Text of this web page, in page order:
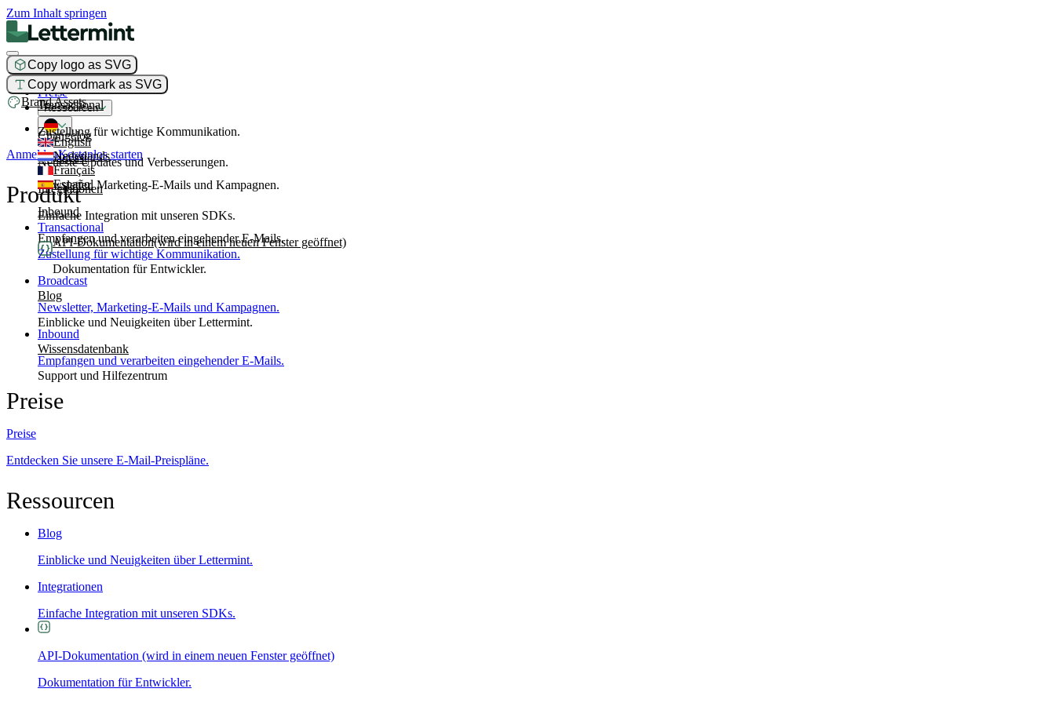
Zum Inhalt springen
Copy logo as SVG
Copy wordmark as SVG
Brand Assets
Produkt
Transactional
Zustellung für wichtige Kommunikation.
Broadcast
Newsletter, Marketing-E-Mails und Kampagnen.
Inbound
Empfangen und verarbeiten eingehender E-Mails.
Preise
Ressourcen
Changelog
Neueste Updates und Verbesserungen.
Integrationen
Einfache Integration mit unseren SDKs.
API-Dokumentation(wird in einem neuen Fenster geöffnet)
Dokumentation für Entwickler.
Blog
Einblicke und Neuigkeiten über Lettermint.
Wissensdatenbank
Support und Hilfezentrum
English
Nederlands
Français
Español
AnmeldenKostenlos starten
Produkt
Transactional
Zustellung für wichtige Kommunikation.
Broadcast
Newsletter, Marketing-E-Mails und Kampagnen.
Inbound
Empfangen und verarbeiten eingehender E-Mails.
Preise
Preise
Entdecken Sie unsere E-Mail-Preispläne.
Ressourcen
Blog
Einblicke und Neuigkeiten über Lettermint.
Integrationen
Einfache Integration mit unseren SDKs.
API-Dokumentation (wird in einem neuen Fenster geöffnet)
Dokumentation für Entwickler.